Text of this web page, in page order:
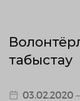
табыстау
03.02.2020